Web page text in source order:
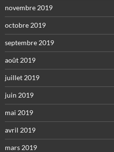
novembre 2019
octobre 2019
septembre 2019
août 2019
juillet 2019
juin 2019
mai 2019
avril 2019
mars 2019